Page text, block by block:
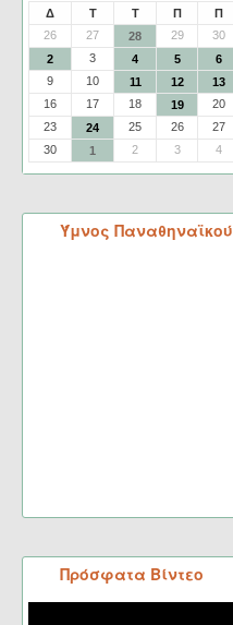
Δ Τ Τ Π Π
26
27 28 29 30
2
3 4 5 6
9
10 11 12 13
16
17 18 19 20
23
24 25 26 27
30
1 2 3 4
Ύμνος Παναθηναϊκού
Πρόσφατα Βίντεο